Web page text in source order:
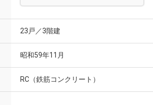
23戸／3階建
昭和59年11月
RC（鉄筋コンクリート）